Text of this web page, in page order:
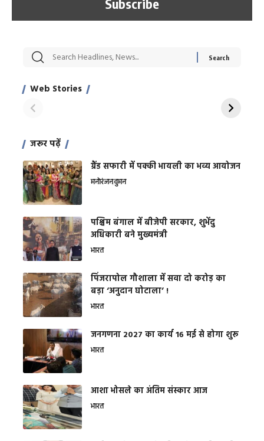
Web Stories
सट्टेबाजी में अरेस्ट हुए
साहिल खान
रोज एक कच्चे लहसुन
जरूर पढ़ें
ग्रैंड सफारी में पक्की भायली का भव्य आयोजन
मनोरंजनवुमन
पश्चिम बंगाल में बीजेपी सरकार, शुभेंदु
अधिकारी बने मुख्यमंत्री
भारत
​पिंजरापोल गौशाला में सवा दो करोड़ का
बड़ा ‘अनुदान घोटाला’ !
भारत
जनगणना 2027 का कार्य 16 मई से होगा शुरू
भारत
आशा भोसले का अंतिम संस्कार आज
भारत